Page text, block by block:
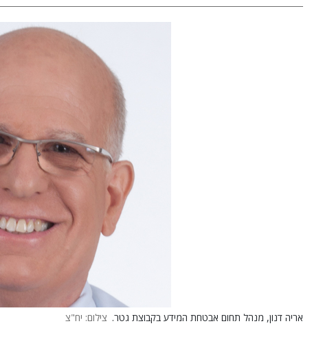
אריה דנון, מנהל תחום אבטחת המידע בקבוצת גטר. צילום: יח"צ